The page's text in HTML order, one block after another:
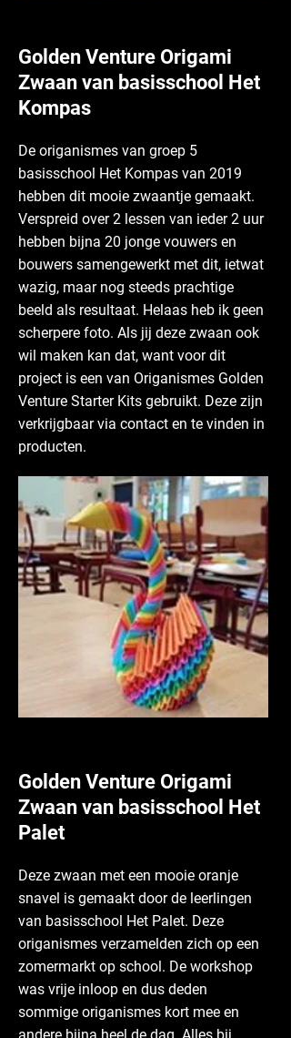
Golden Venture Origami
Zwaan van basisschool Het
Kompas
De origanismes van groep 5
basisschool Het Kompas van 2019
hebben dit mooie zwaantje gemaakt.
Verspreid over 2 lessen van ieder 2 uur
hebben bijna 20 jonge vouwers en
bouwers samengewerkt met dit, ietwat
wazig, maar nog steeds prachtige
beeld als resultaat. Helaas heb ik geen
scherpere foto. Als jij deze zwaan ook
wil maken kan dat, want voor dit
project is een van Origanismes Golden
Venture Starter Kits gebruikt. Deze zijn
verkrijgbaar via contact en te vinden in
producten.
Golden Venture Origami
Zwaan van basisschool Het
Palet
Deze zwaan met een mooie oranje
snavel is gemaakt door de leerlingen
van basisschool Het Palet. Deze
origanismes verzamelden zich op een
zomermarkt op school. De workshop
was vrije inloop en dus deden
sommige origanismes kort mee en
andere bijna heel de dag. Alles bij